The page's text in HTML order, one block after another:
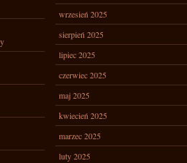
wrzesień 2025
sierpień 2025
lipiec 2025
czerwiec 2025
maj 2025
kwiecień 2025
marzec 2025
luty 2025